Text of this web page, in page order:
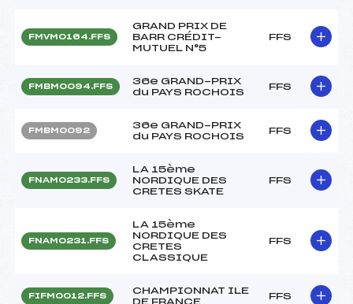
FMVM0164.FFS
GRAND PRIX DE
BARR CRÉDIT-
MUTUEL N°5
FFS
FMBM0094.FFS
36e GRAND-PRIX
du PAYS ROCHOIS
FFS
FMBM0092
36e GRAND-PRIX
du PAYS ROCHOIS
FFS
FNAM0233.FFS
LA 15ème
NORDIQUE DES
CRETES SKATE
FFS
FNAM0231.FFS
LA 15ème
NORDIQUE DES
CRETES
CLASSIQUE
FFS
FIFM0012.FFS
CHAMPIONNAT ILE
DE FRANCE
FFS